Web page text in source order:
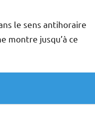
le sens antihoraire
montre jusqu’à ce